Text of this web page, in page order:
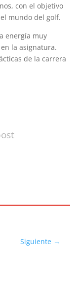
con el objetivo
mundo del golf.
energía muy
la asignatura.
de la carrera
Siguiente→